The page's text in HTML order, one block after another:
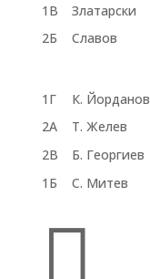
1В
Златарски
2Б Славов
1Г К. Йорданов
2A Т. Желев
2В
Б. Георгиев
1Б
С. Митев